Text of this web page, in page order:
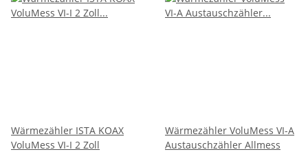
Wärmezähler ISTA KOAX
VoluMess VI-I 2 Zoll
Wärmezähler VoluMess VI-A
Austauschzähler Allmess